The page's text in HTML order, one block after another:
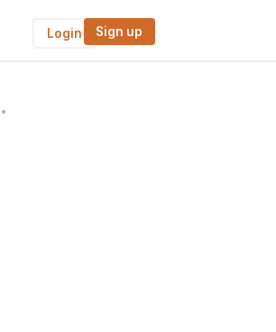
Login Sign up